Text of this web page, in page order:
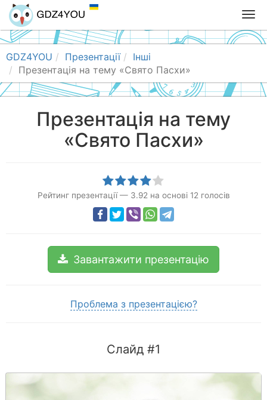
T
o
g
e
n
GDZ4YOU Презентації
Інші
Презентація на тему «Свято Пасхи»
Презентація на тему
«Свято Пасхи»
Рейтинг презентації — 3.92 на основі 12 голосів
Завантажити презентацію
Проблема з презентацією?
Слайд #1